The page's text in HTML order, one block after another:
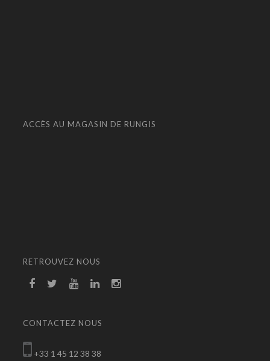
ACCÈS AU MAGASIN DE RUNGIS
RETROUVEZ NOUS
CONTACTEZ NOUS
+33 1 45 12 38 38